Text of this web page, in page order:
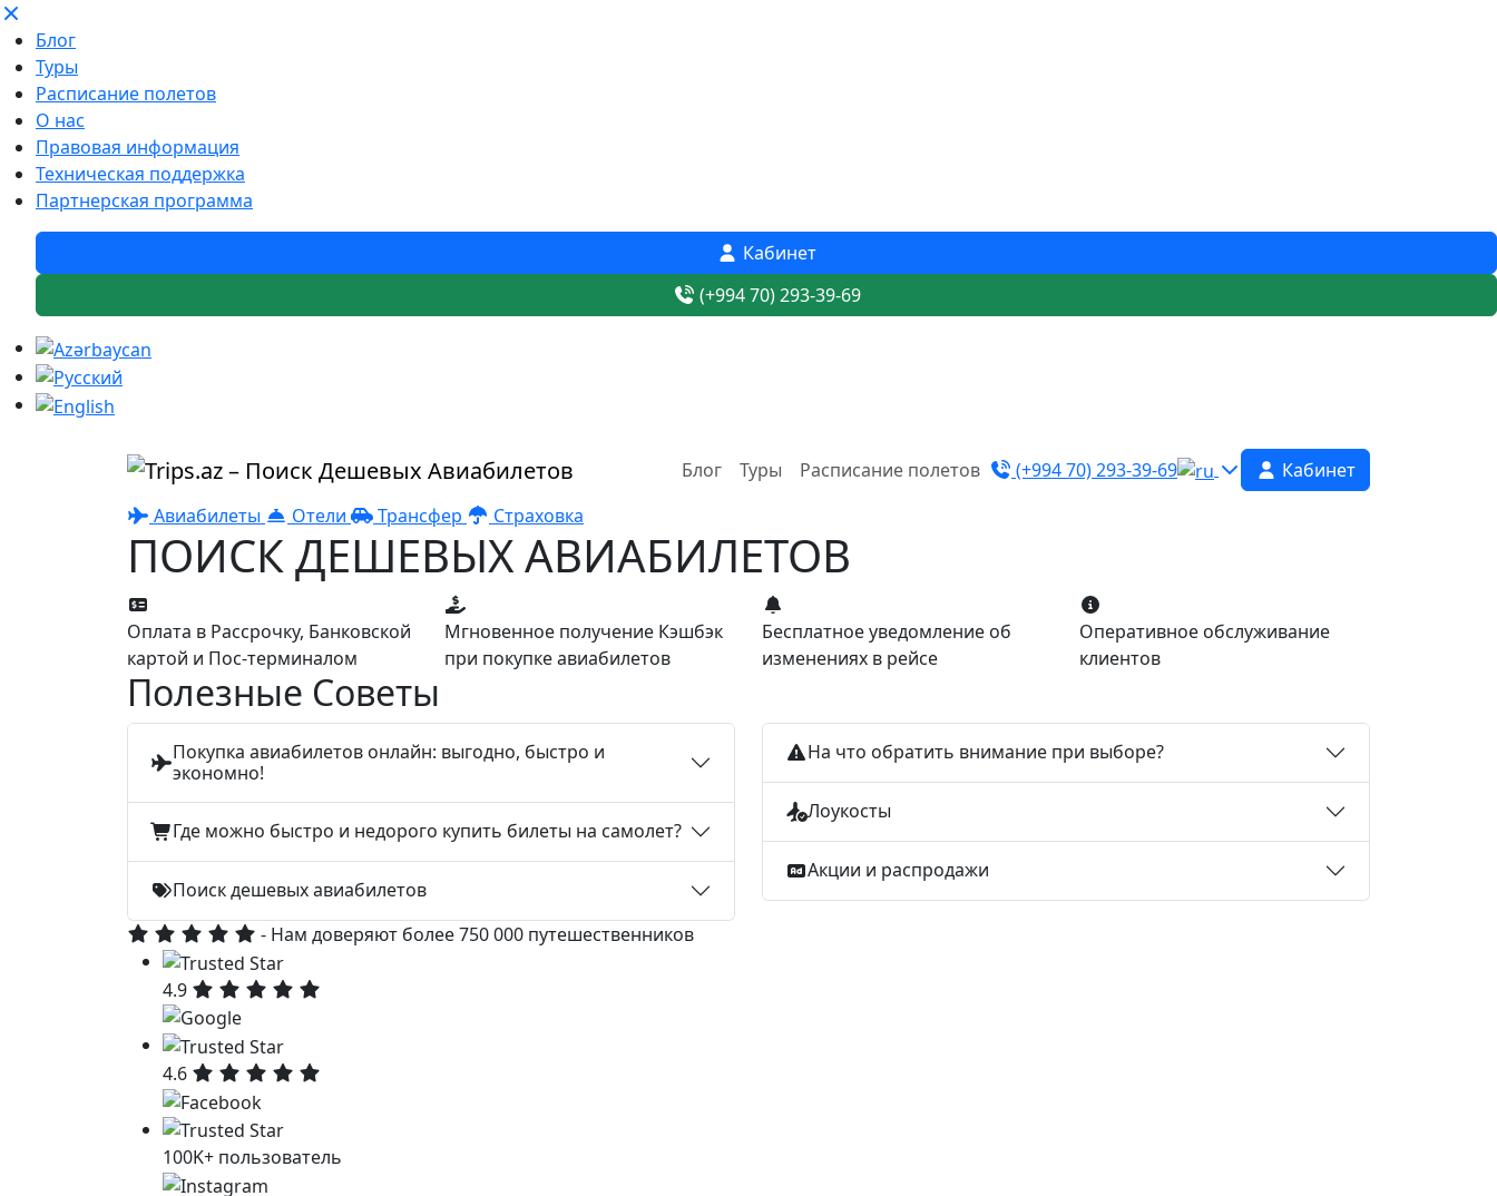
Блог
Туры
Расписание полетов
О нас
Правовая информация
Техническая поддержка
Партнерская программа
Кабинет
(+994 70) 293-39-69
Блог Туры Расписание полетов (+994 70) 293-39-69
Кабинет
Авиабилеты
Отели Трансфер Страховка
ПОИСК ДЕШЕВЫХ АВИАБИЛЕТОВ
Оплата в Рассрочку, Банковской
картой и Пос-терминалом
Мгновенное получение Кэшбэк
при покупке авиабилетов
Бесплатное уведомление об
изменениях в рейсе
Оперативное обслуживание
клиентов
Полезные Советы
Покупка авиабилетов онлайн: выгодно, быстро и
экономно!
Где можно быстро и недорого купить билеты на самолет?
Поиск дешевых авиабилетов
На что обратить внимание при выборе?
Лоукосты
Акции и распродажи
- Нам доверяют более 750 000 путешественников
4.9
4.6
100K+ пользователь